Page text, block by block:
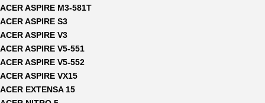
ACER ASPIRE M3-581T
ACER ASPIRE S3
ACER ASPIRE V3
ACER ASPIRE V5-551
ACER ASPIRE V5-552
ACER ASPIRE VX15
ACER EXTENSA 15